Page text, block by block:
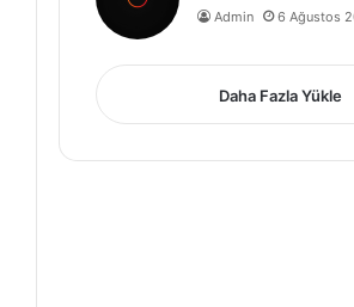
Admin 6 Ağustos
Daha Fazla Yükle